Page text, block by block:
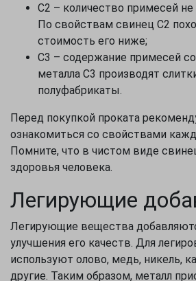
С2 – количество примесей
По свойствам свинец С2
стоимость его ниже;
С3 – содержание примесей
металла С3 производят
полуфабрикаты.
Перед покупкой проката
ознакомиться со свойствами
Помните, что в чистом виде
здоровья человека.
Легирующие
Легирующие вещества
улучшения его качеств. Для
используют олово, медь, никель,
другие. Таким образом, металл